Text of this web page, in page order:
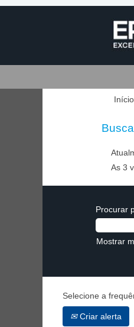
Início
As 3
Procurar
Mostrar
Selecione a
Criar alerta